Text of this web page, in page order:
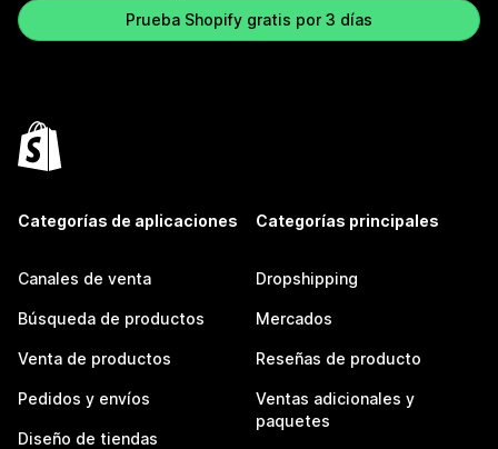
Prueba Shopify gratis por 3 días
Categorías de aplicaciones
Canales de venta
Búsqueda de productos
Venta de productos
Pedidos y envíos
Diseño de tiendas
Categorías principales
Dropshipping
Mercados
Reseñas de producto
Ventas adicionales y
paquetes